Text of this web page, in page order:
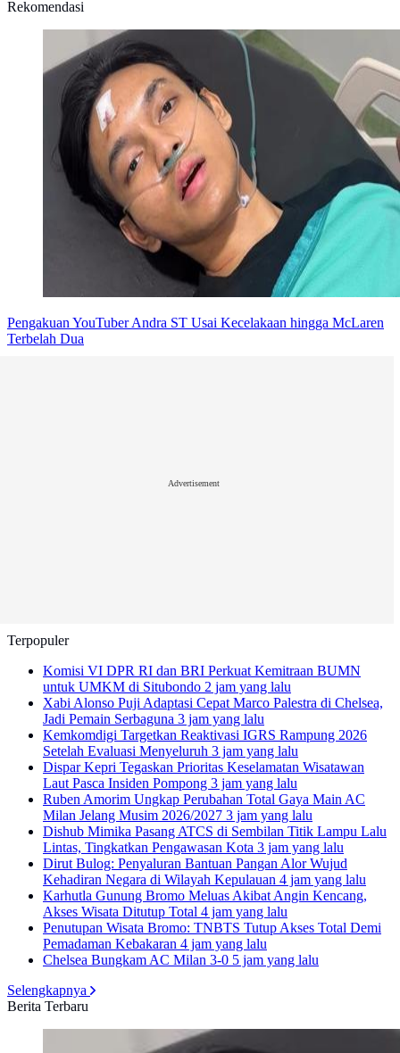
Rekomendasi
Pengakuan YouTuber Andra ST Usai Kecelakaan hingga McLaren
Terbelah Dua
Advertisement
Terpopuler
Komisi VI DPR RI dan BRI Perkuat Kemitraan BUMN
untuk UMKM di Situbondo 2 jam yang lalu
Xabi Alonso Puji Adaptasi Cepat Marco Palestra di Chelsea,
Jadi Pemain Serbaguna 3 jam yang lalu
Kemkomdigi Targetkan Reaktivasi IGRS Rampung 2026
Setelah Evaluasi Menyeluruh 3 jam yang lalu
Dispar Kepri Tegaskan Prioritas Keselamatan Wisatawan
Laut Pasca Insiden Pompong 3 jam yang lalu
Ruben Amorim Ungkap Perubahan Total Gaya Main AC
Milan Jelang Musim 2026/2027 3 jam yang lalu
Dishub Mimika Pasang ATCS di Sembilan Titik Lampu Lalu
Lintas, Tingkatkan Pengawasan Kota 3 jam yang lalu
Dirut Bulog: Penyaluran Bantuan Pangan Alor Wujud
Kehadiran Negara di Wilayah Kepulauan 4 jam yang lalu
Karhutla Gunung Bromo Meluas Akibat Angin Kencang,
Akses Wisata Ditutup Total 4 jam yang lalu
Penutupan Wisata Bromo: TNBTS Tutup Akses Total Demi
Pemadaman Kebakaran 4 jam yang lalu
Chelsea Bungkam AC Milan 3-0 5 jam yang lalu
Selengkapnya
Berita Terbaru